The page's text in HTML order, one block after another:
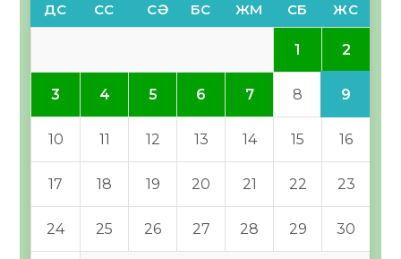
ДС СС СӘ БС ЖМ СБ ЖС
1 2
3 4 5 6 7 8 9
10 11 12 13 14 15 16
17 18 19 20 21 22 23
24 25 26 27 28 29 30